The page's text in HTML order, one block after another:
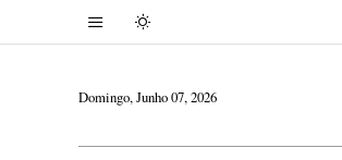
Domingo, Junho 07, 2026